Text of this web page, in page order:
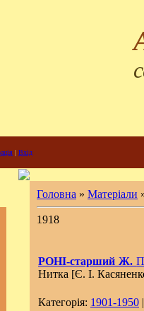
| Вхід
Головна » Матеріали
1918
РОНІ-старший Ж.
Hитка [Є. І.
Категорія: 1901-1950